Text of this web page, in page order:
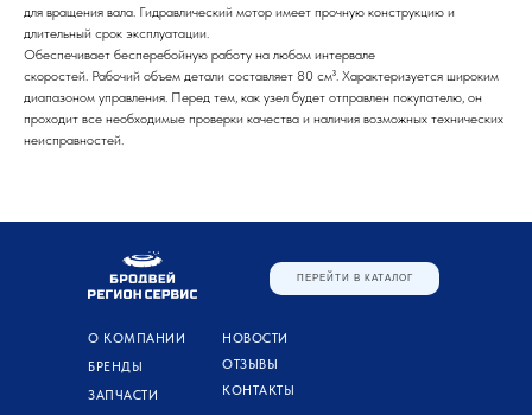
для вращения вала. Гидравлический мотор имеет прочную конструкцию и
длительный срок эксплуатации.
Обеспечивает бесперебойную работу на любом интервале
скоростей. Рабочий объем детали составляет 80 см³. Характеризуется широким
диапазоном управления. Перед тем, как узел будет отправлен покупателю, он
проходит все необходимые проверки качества и наличия возможных технических
неисправностей.
ПЕРЕЙТИ В КАТАЛОГ
НОВОСТИ
О КОМПАНИИ
КОНТАКТЫ
ОТЗЫВЫ
БРЕНДЫ
ЗАПЧАСТИ